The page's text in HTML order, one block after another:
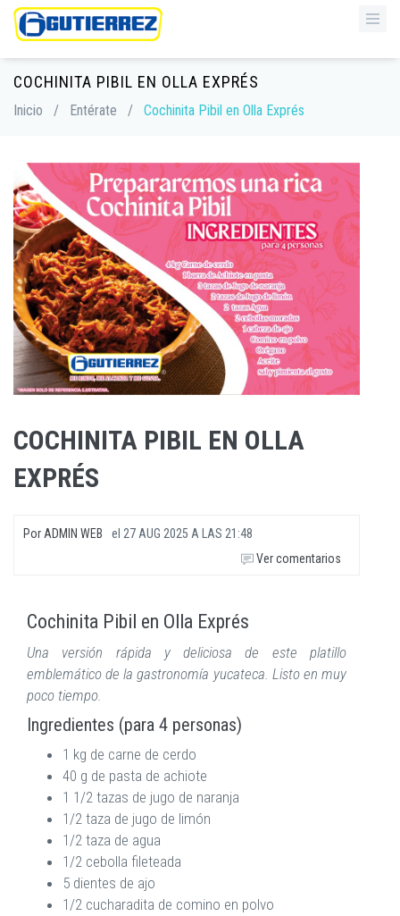
COCHINITA PIBIL EN OLLA EXPRÉS
Inicio / Entérate / Cochinita Pibil en Olla Exprés
COCHINITA PIBIL EN OLLA
EXPRÉS
PorADMIN WEB el 27 AUG 2025 A LAS 21:48
Ver comentarios
Cochinita Pibil en Olla Exprés
Una versión rápida y deliciosa de este platillo
emblemático de la gastronomía yucateca. Listo en muy
poco tiempo.
Ingredientes (para 4 personas)
1 kg de carne de cerdo
40 g de pasta de achiote
1 1/2 tazas de jugo de naranja
1/2 taza de jugo de limón
1/2 taza de agua
1/2 cebolla fileteada
5 dientes de ajo
1/2 cucharadita de comino en polvo